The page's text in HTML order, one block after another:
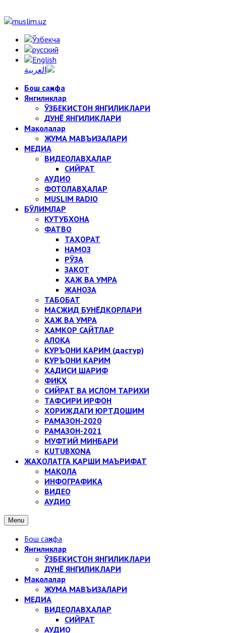
Бош саҳифа
Янгиликлар
ЎЗБЕКИСТОН ЯНГИЛИКЛАРИ
ДУНЁ ЯНГИЛИКЛАРИ
Мақолалар
ЖУМА МАВЪИЗАЛАРИ
МЕДИА
ВИДЕОЛАВҲАЛАР
СИЙРАТ
АУДИО
ФОТОЛАВҲАЛАР
MUSLIM RADIO
БЎЛИМЛАР
КУТУБХОНА
ФАТВО
ТАҲОРАТ
НАМОЗ
РЎЗА
ЗАКОТ
ҲАЖ ВА УМРА
ЖАНОЗА
ТАБОБАТ
МАСЖИД БУНЁДКОРЛАРИ
ҲАЖ ВА УМРА
ҲАМКОР САЙТЛАР
АЛОҚА
ҚУРЪОНИ КАРИМ (дастур)
ҚУРЪОНИ КАРИМ
ҲАДИСИ ШАРИФ
ФИҚҲ
СИЙРАТ ВА ИСЛОМ ТАРИХИ
ТАФСИРИ ИРФОН
ХОРИЖДАГИ ЮРТДОШИМ
РАМАЗОН-2020
РАМАЗОН-2021
МУФТИЙ МИНБАРИ
KUTUBXONA
ЖАҲОЛАТГА ҚАРШИ МАЪРИФАТ
МАҚОЛА
ИНФОГРАФИКА
ВИДЕО
АУДИО
Menu
Бош саҳифа
Янгиликлар
ЎЗБЕКИСТОН ЯНГИЛИКЛАРИ
ДУНЁ ЯНГИЛИКЛАРИ
Мақолалар
ЖУМА МАВЪИЗАЛАРИ
МЕДИА
ВИДЕОЛАВҲАЛАР
СИЙРАТ
АУДИО